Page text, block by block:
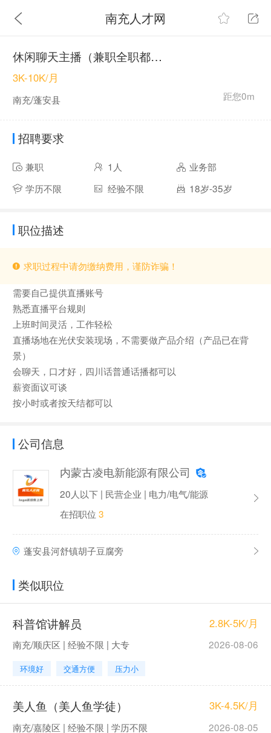
南充人才网
休闲聊天主播（兼职全职都可以）
距您0m
3K-10K/月
南充/蓬安县
招聘要求
兼职 1人
业务部
学历不限
经验不限 18岁-35岁
职位描述
求职过程中请勿缴纳费用，谨防诈骗！
需要自己提供直播账号
熟悉直播平台规则
上班时间灵活，工作轻松
直播场地在光伏安装现场，不需要做产品介绍（产品已在背
景）
会聊天，口才好，四川话普通话播都可以
薪资面议可谈
按小时或者按天结都可以
公司信息
内蒙古凌电新能源有限公司
20人以下 | 民营企业 | 电力/电气/能源
在招职位 3
蓬安县河舒镇胡子豆腐旁
类似职位
科普馆讲解员 2.8K-5K/月
南充/顺庆区 | 经验不限 | 大专 2026-08-06
环境好 交通方便 压力小
美人鱼（美人鱼学徒） 3K-4.5K/月
南充/嘉陵区 | 经验不限 | 学历不限 2026-08-05